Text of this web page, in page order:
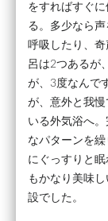
をすればすぐ
る。多少なら
呼吸したり、
呂は2つあるが
が、3度なんで
が、意外と我
いる外気浴へ
なパターンを
にぐっすりと
もかなり美味
設でした。